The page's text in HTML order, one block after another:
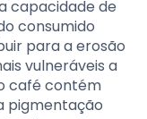
capacidade de
consumido
para a erosão
vulneráveis a
café contém
pigmentação